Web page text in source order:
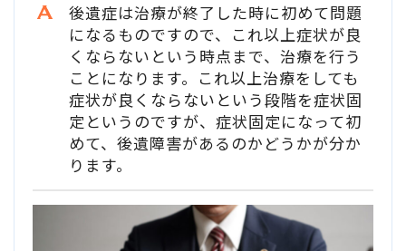
損害賠償の３基準
交通事故の賠償金額（慰謝料）の解説
過失割合・過失相殺
介護費用
後遺症は治療が終了した時に初めて問題
になるものですので、これ以上症状が良
くならないという時点まで、治療を行う
ことになります。これ以上治療をしても
症状が良くならないという段階を症状固
定というのですが、症状固定になって初
めて、後遺障害があるのかどうかが分か
ります。